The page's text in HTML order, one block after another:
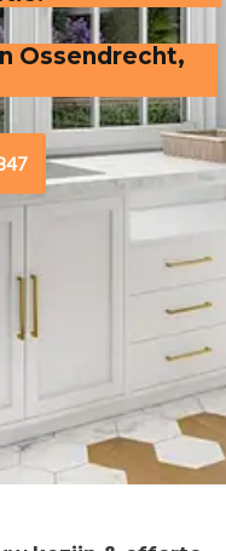
Ossendrecht,
offerte